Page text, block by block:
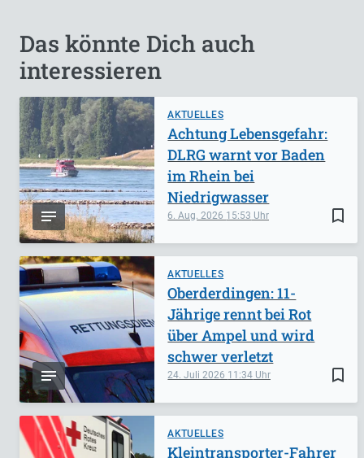
Das könnte Dich auch
interessieren
AKTUELLES
bookmark_border
6. Aug. 2026 15:53
Achtung Lebensgefahr:
DLRG warnt vor Baden
im Rhein bei
Niedrigwasser
AKTUELLES
bookmark_border
24. Juli 2026 11:34
Oberderdingen: 11-
Jährige rennt bei Rot
über Ampel und wird
schwer verletzt
AKTUELLES
Kleintransporter-Fahrer